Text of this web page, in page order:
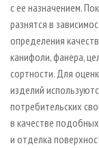
с ее назначением.
разнятся в
определения
канифоли, фанера,
сортности. Для
изделий
потребительских
в качестве
и отделка